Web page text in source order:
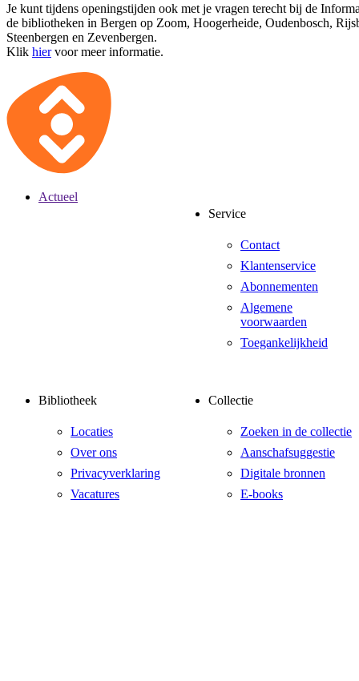
Je kunt tijdens openingstijden ook met je vragen terecht bij de
de bibliotheken in Bergen op Zoom, Hoogerheide, Oudenbosch,
Steenbergen en Zevenbergen.
Klik hiervoor meer informatie.
Actueel
Service
Contact
Klantenservice
Abonnementen
Algemene
voorwaarden
Toegankelijkheid
Bibliotheek
Locaties
Over ons
Privacyverklaring
Vacatures
Collectie
Zoeken in de collectie
Aanschafsuggestie
Digitale bronnen
E-books